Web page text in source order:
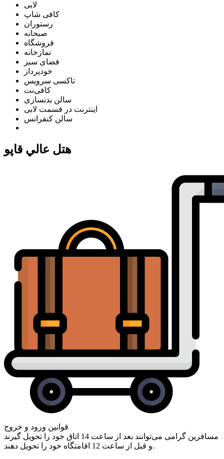
لابی
کافی شاپ
رستوران
صبحانه
فروشگاه
نمازخانه
فضای سبز
خودپرداز
تاکسی سرویس
کافی‌نت
سالن بدنسازی
اینترنت در قسمت لابی
سالن کنفرانس
هتل عالي قاپو
قوانین ورود و خروج
مسافرین گرامی ‌می‌توانند بعد از ساعت 14 اتاق خود را تحویل گیرند
و قبل از ساعت 12 اقامتگاه خود را تحویل دهند.